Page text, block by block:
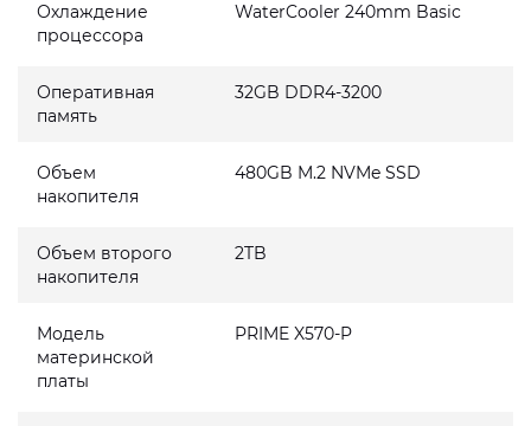
Охлаждение
процессора
WaterCooler 240mm Basic
Оперативная
память
32GB DDR4-3200
Объем
накопителя
480GB M.2 NVMe SSD
Объем второго
накопителя
2TB
Модель
материнской
платы
PRIME X570-P